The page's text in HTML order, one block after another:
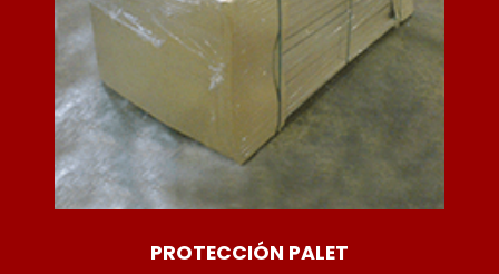
PROTECCIÓN PALET